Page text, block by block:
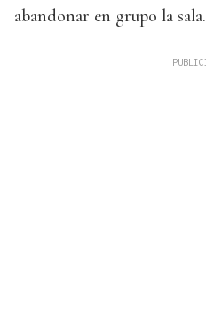
abandonar en grupo la sala.